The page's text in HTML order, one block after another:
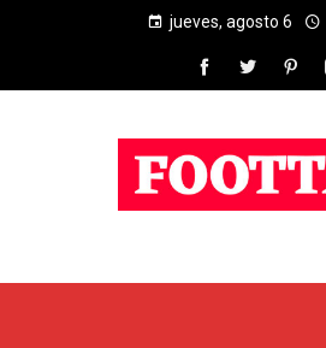
jueves, agosto 6